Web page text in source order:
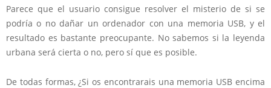
Parece que el usuario consigue resolver el misterio de si se
podría o no dañar un ordenador con una memoria USB, y el
resultado es bastante preocupante. No sabemos si la leyenda
urbana será cierta o no, pero sí que es posible.
De todas formas, ¿Si os encontrarais una memoria USB encima